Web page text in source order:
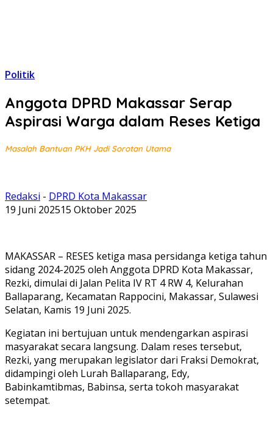
Politik
Anggota DPRD Makassar Serap
Aspirasi Warga dalam Reses Ketiga
Masalah Bantuan PKH Jadi Sorotan Utama
Redaksi - DPRD Kota Makassar
19 Juni 202515 Oktober 2025
MAKASSAR – RESES ketiga masa persidanga ketiga tahun
sidang 2024-2025 oleh Anggota DPRD Kota Makassar,
Rezki, dimulai di Jalan Pelita IV RT 4 RW 4, Kelurahan
Ballaparang, Kecamatan Rappocini, Makassar, Sulawesi
Selatan, Kamis 19 Juni 2025.
Kegiatan ini bertujuan untuk mendengarkan aspirasi
masyarakat secara langsung. Dalam reses tersebut,
Rezki, yang merupakan legislator dari Fraksi Demokrat,
didampingi oleh Lurah Ballaparang, Edy,
Babinkamtibmas, Babinsa, serta tokoh masyarakat
setempat.